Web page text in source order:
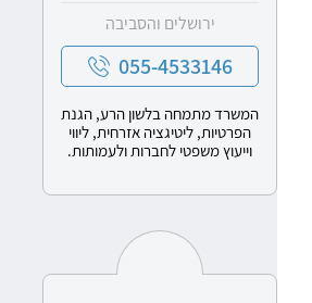
ירושלים והסביבה
055-4533146
המשרד מתמחה בלשון הרע, הגנת
הפרטיות, ליטיגציה אזרחית, ליווי
וייעוץ משפטי לחברות ולעמותות.